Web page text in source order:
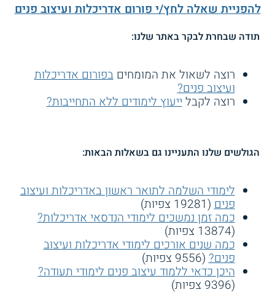
להפניית שאלה לחץ/י פורום אדריכלות ועיצוב פנים
תודה שבחרת לבקר באתר שלנו:
רוצה לשאול את המומחיםבפורום אדריכלות
ועיצוב פנים?
רוצה לקבלייעוץ לימודים ללא התחייבות?
הגולשים שלנו התעניינו גם בשאלות הבאות:
לימודי השלמה לתואר ראשון באדריכלות ועיצוב
פנים(19281 צפיות)
כמה זמן נמשכים לימודי הנדסאי אדריכלות?
(13874 צפיות)
כמה שנים אורכים לימודי אדריכלות ועיצוב
פנים?(9556 צפיות)
היכן כדאי ללמוד עיצוב פנים לימודי תעודה?
(9396 צפיות)